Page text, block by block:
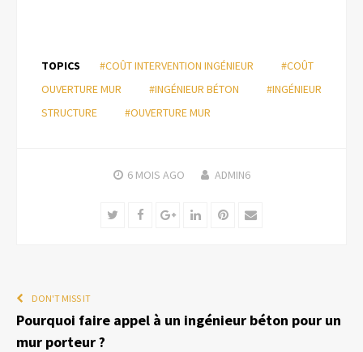
TOPICS #COÛT INTERVENTION INGÉNIEUR
#COÛT
OUVERTURE MUR
#INGÉNIEUR BÉTON
#INGÉNIEUR
STRUCTURE
#OUVERTURE MUR
6 MOIS AGO ADMIN6
TwitterFacebookGoogle+LinkedInPinterest
Email
DON'T MISS IT
Pourquoi faire appel à un ingénieur béton pour un
mur porteur ?